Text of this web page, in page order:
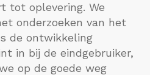
tot oplevering. We
onderzoeken van het
de ontwikkeling
in bij de eindgebruiker,
op de goede weg